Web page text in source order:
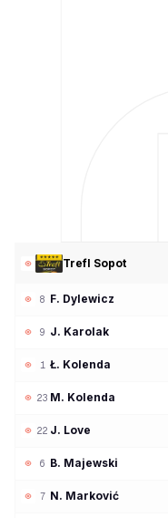
Trefl Sopot
8 F Dylewicz
9 J Karolak
1 Ł Kolenda
23 M Kolenda
22 J Love
6 B Majewski
7 N Marković